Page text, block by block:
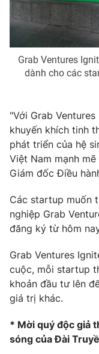
VTV4
VTV9
Liên hệ tòa soạn
THỜI BÁO VTV
Theo dõi báo trên
Cơ quan chủ quản:
Cơ quan báo chí:Thời
Giấy phép hoạt động
cấp ngày 29/12/2023
Tổng Biên tập:
Nguyễn Trọng Ninh
Tổng đài VTV:024.38
Grab Ventures
dành cho các
"Với Grab
khuyến khích tinh
phát triển của hệ
Việt Nam mạnh
Giám đốc Điều
Các startup muốn
nghiệp Grab
đăng ký từ hôm
Grab Ventures
cuộc, mỗi startup
khoản đầu tư lên
giá trị khác.
* Mời quý độc giả
sóng của Đài